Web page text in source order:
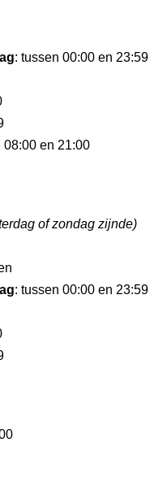
: tussen 00:00 en 23:59
08:00 en 21:00
of zondag zijnde)
: tussen 00:00 en 23:59